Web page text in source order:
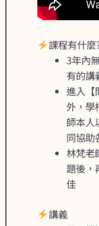
課程有什麼
3年內
有的講
進入【
外，學
師本人
同協助
林梵老
題後，
佳
講義